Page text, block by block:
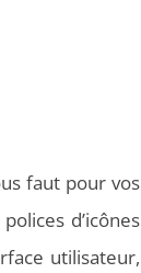
faut pour vos
d’icônes
utilisateur,